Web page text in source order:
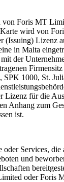
Foris MT
wird von
(Issuing) Lizenz
in Malta
der
1000, St.
Lizenz für die
Anhang zum
ist.
Services, die
und
oder Foris